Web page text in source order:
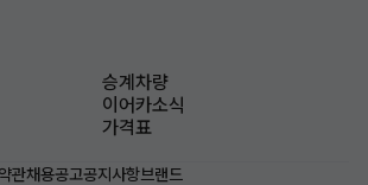
승계차량
이어카소식
가격표
관채용공고공지사항브랜드